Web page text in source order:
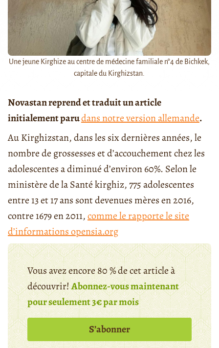
Une jeune Kirghize au centre de médecine familiale n°4 de Bichkek,
capitale du Kirghizstan.
Novastan reprend et traduit un article
initialement parudans notre version allemande.
Au Kirghizstan, dans les six dernières années, le
nombre de grossesses et d’accouchement chez les
adolescentes a diminué d’environ 60%. Selon le
ministère de la Santé kirghiz, 775 adolescentes
entre 13 et 17 ans sont devenues mères en 2016,
contre 1679 en 2011,comme le rapporte le site
d’informations opensia.org
Vous avez encore 80 % de cet article à
découvrir!Abonnez-vous maintenant
pour seulement 3€ par mois
S’abonner